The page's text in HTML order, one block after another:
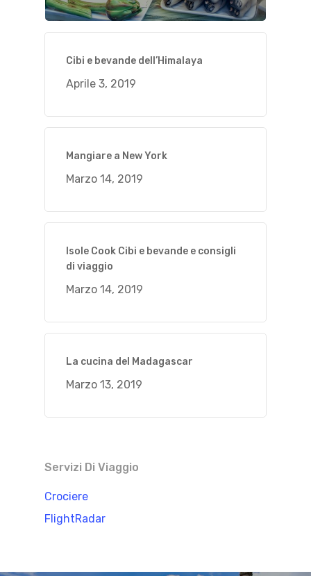
Cibi e bevande dell’Himalaya
Aprile 3, 2019
Mangiare a New York
Marzo 14, 2019
Isole Cook Cibi e bevande e consigli
di viaggio
Marzo 14, 2019
La cucina del Madagascar
Marzo 13, 2019
Servizi Di Viaggio
Crociere
FlightRadar